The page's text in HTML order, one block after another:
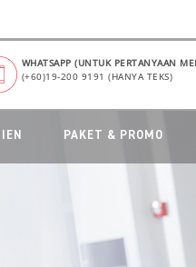
WHATSAPP (UNTUK PERTANYAAN
(+60)19-200 9191 (HANYA TEKS)
PAKET & PROMO